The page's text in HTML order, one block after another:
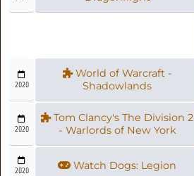
2020
World of Warcraft -
Shadowlands
2020
Tom Clancy's The Division 2
- Warlords of New York
2020 Watch Dogs: Legion